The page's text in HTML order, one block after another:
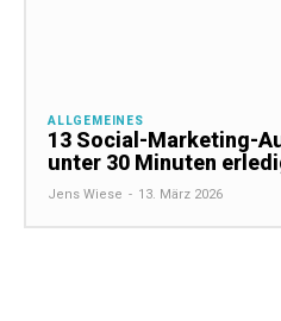
ALLGEMEINES
13 Social-Marketing-
unter 30 Minuten
Jens Wiese - 13. März 2026